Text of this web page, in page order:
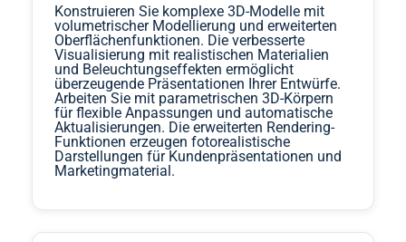
Konstruieren Sie komplexe 3D-Modelle mit
volumetrischer Modellierung und erweiterten
Oberflächenfunktionen. Die verbesserte
Visualisierung mit realistischen Materialien
und Beleuchtungseffekten ermöglicht
überzeugende Präsentationen Ihrer Entwürfe.
Arbeiten Sie mit parametrischen 3D-Körpern
für flexible Anpassungen und automatische
Aktualisierungen. Die erweiterten Rendering-
Funktionen erzeugen fotorealistische
Darstellungen für Kundenpräsentationen und
Marketingmaterial.